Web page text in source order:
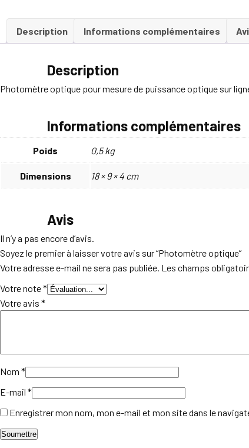
Description Informations complémentaires
Description
Photomètre optique pour mesure de puissance optique sur
Informations complémentaires
Poids 0,5 kg
Dimensions 18 × 9 × 4 cm
Avis
Il n’y a pas encore d’avis.
Soyez le premier à laisser votre avis sur “Photomètre optique”
Votre adresse e-mail ne sera pas publiée. Les champs
Votre note*
Votre avis *
Nom *
E-mail *
Enregistrer mon nom, mon e-mail et mon site dans le